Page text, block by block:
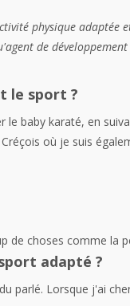
physique adaptée
de développement
le sport ?
le baby karaté, en
où je suis
de choses comme la
adapté ?
parlé. Lorsque j'ai